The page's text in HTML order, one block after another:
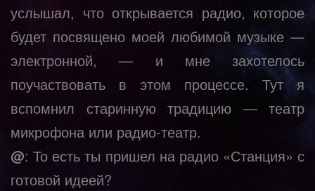
услышал, что открывается радио, которое
будет посвящено моей любимой музыке —
электронной, — и мне захотелось
поучаствовать в этом процессе. Тут я
вспомнил старинную традицию — театр
микрофона или радио-театр.
@: То есть ты пришел на радио «Станция» с
готовой идеей?